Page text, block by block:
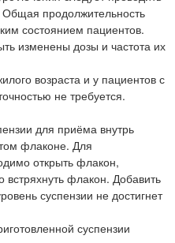
продолжительность
состоянием пациентов.
изменены дозы и частота их
возраста и у пациентов с
не требуется.
для приёма внутрь
флаконе. Для
открыть флакон,
флакон. Добавить
суспензии не достигнет
суспензии